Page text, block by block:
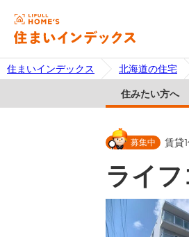
住まいインデックス 北海道の住宅
住みたい方へ
募集中 賃貸1
ライフ